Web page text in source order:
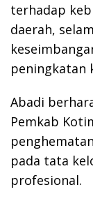
terhadap
daerah,
peningkatan
Abadi
Pemkab
pada tata
profesional.